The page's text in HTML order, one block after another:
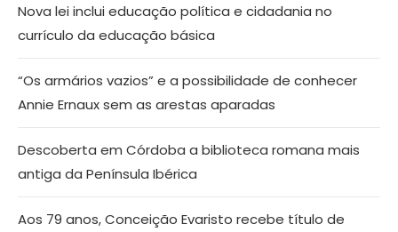
Nova lei inclui educação política e cidadania no
currículo da educação básica
“Os armários vazios” e a possibilidade de conhecer
Annie Ernaux sem as arestas aparadas
Descoberta em Córdoba a biblioteca romana mais
antiga da Península Ibérica
Aos 79 anos, Conceição Evaristo recebe título de